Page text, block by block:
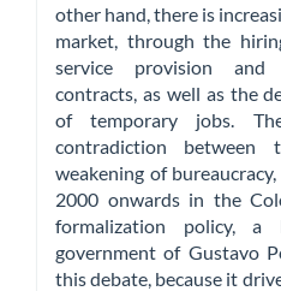
other hand, there is
market, through the
service provision and
contracts, as well as the
of temporary jobs.
contradiction between
weakening of
2000 onwards in the
formalization policy,
government of Gustavo
this debate, because it